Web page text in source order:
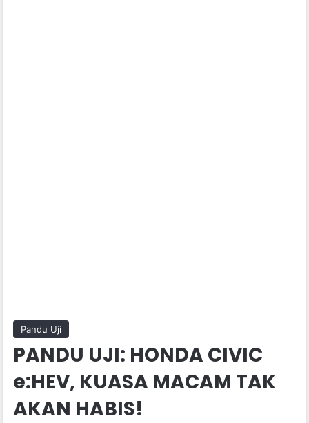
Pandu Uji
PANDU UJI: HONDA CIVIC
e:HEV, KUASA MACAM TAK
AKAN HABIS!